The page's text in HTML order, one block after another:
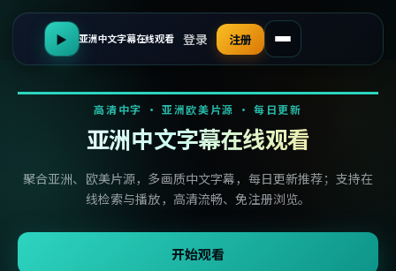
▶ 亚洲中文字幕在线观看 登录 注册
高清中字 · 亚洲欧美片源 · 每日更新
亚洲中文字幕在线观看
聚合亚洲、欧美片源，多画质中文字幕，每日更新推荐；支持在
线检索与播放，高清流畅、免注册浏览。
开始观看